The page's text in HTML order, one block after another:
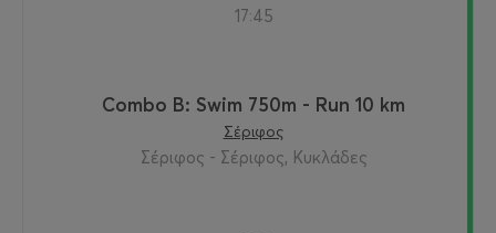
17:45
Combo B: Swim 750m - Run 10 km
Σέριφος
Σέριφος - Σέριφος, Κυκλάδες